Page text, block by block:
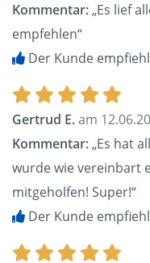
Kommentar:„Es lief
empfehlen“
Der Kunde
Gertrud E.am
Kommentar:„Es hat
wurde wie vereinbart
mitgeholfen! Super!“
Der Kunde